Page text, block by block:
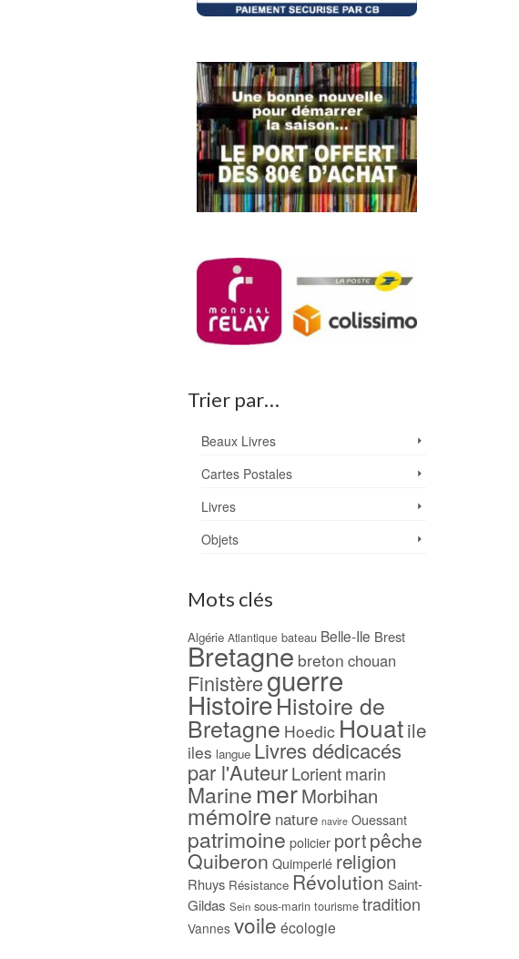
Trier par…
Beaux Livres
Cartes Postales
Livres
Objets
Mots clés
Algérie Atlantique bateau Belle-Ile Brest
Bretagne breton chouan
Finistèreguerre
HistoireHistoire de
Bretagne Hoedic Houatile
iles langue Livres dédicacés
par l'Auteur Lorient marin
Marine merMorbihan
mémoire nature navire Ouessant
patrimoine policier portpêche
Quiberon Quimperlé religion
Rhuys Résistance Révolution Saint-
Gildas Sein sous-marin tourisme tradition
Vannes voile écologie